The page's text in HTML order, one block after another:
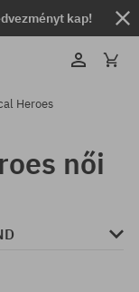
kap!
Heroes
női